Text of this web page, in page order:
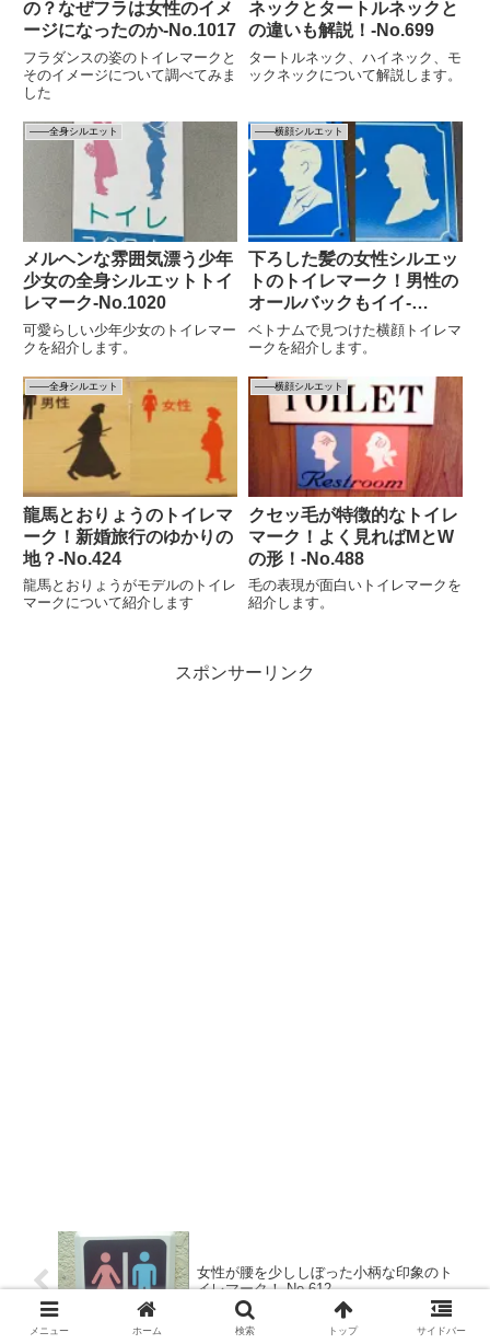
の？なぜフラは女性のイメ
ージになったのか-No.1017
フラダンスの姿のトイレマークと
そのイメージについて調べてみま
した
ネックとタートルネックと
の違いも解説！‐No.699
タートルネック、ハイネック、モ
ックネックについて解説します。
――全身シルエット
メルヘンな雰囲気漂う少年
少女の全身シルエットトイ
レマーク-No.1020
可愛らしい少年少女のトイレマー
クを紹介します。
――横顔シルエット
下ろした髪の女性シルエッ
トのトイレマーク！男性の
オールバックもイイ-
No.1066
ベトナムで見つけた横顔トイレマ
ークを紹介します。
――全身シルエット
龍馬とおりょうのトイレマ
ーク！新婚旅行のゆかりの
地？-No.424
龍馬とおりょうがモデルのトイレ
マークについて紹介します
――横顔シルエット
クセッ毛が特徴的なトイレ
マーク！よく見ればMとW
の形！‐No.488
毛の表現が面白いトイレマークを
紹介します。
スポンサーリンク
女性が腰を少ししぼった小柄な印象のト
イレマーク！‐No.612
メニュー ホーム 検索 トップ サイドバー